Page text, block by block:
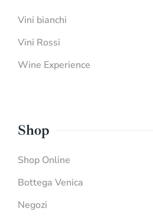
Vini bianchi
Vini Rossi
Wine Experience
Shop
Shop Online
Bottega Venica
Negozi